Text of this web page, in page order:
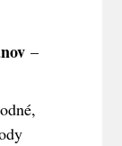
–